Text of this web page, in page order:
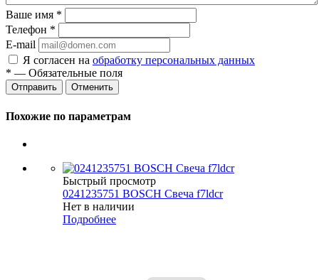
Ваше имя *
Телефон *
E-mail
Я согласен на обработку персональных данных
* — Обязательные поля
Отменить
Похожие по параметрам
Быстрый просмотр
0241235751 BOSCH Свеча f7ldcr
Нет в наличии
Подробнее